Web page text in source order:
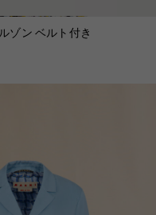
ゾン ベルト付き